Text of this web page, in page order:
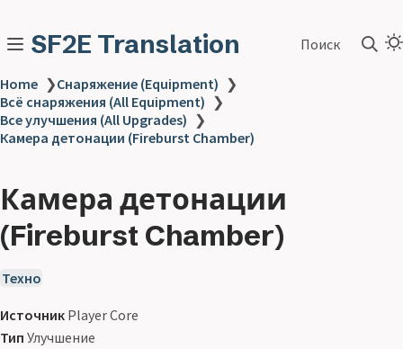
SF2E Translation Поиск
Home ❯Снаряжение (Equipment) ❯
Всё снаряжения (All Equipment) ❯
Все улучшения (All Upgrades) ❯
Камера детонации (Fireburst Chamber)
Камера детонации
(Fireburst Chamber)
Техно
Источник Player Core
Тип Улучшение